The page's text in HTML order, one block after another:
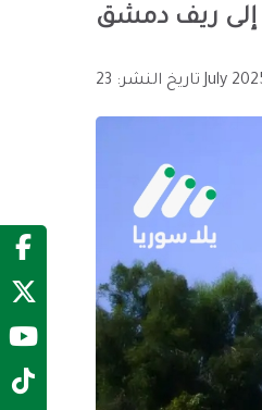
إلى ريف دمشق
تاريخ النشر: 23 July